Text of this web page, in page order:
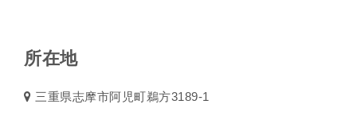
所在地
三重県志摩市阿児町鵜方3189-1